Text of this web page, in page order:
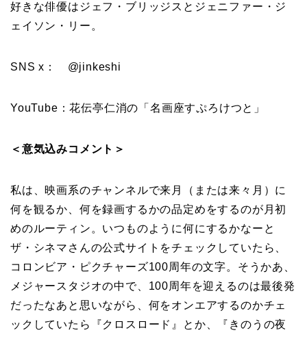
好きな俳優はジェフ・ブリッジスとジェニファー・ジ
ェイソン・リー。
SNS x： @jinkeshi
YouTube：花伝亭仁消の「名画座すぷろけつと」
＜意気込みコメント＞
私は、映画系のチャンネルで来月（または来々月）に
何を観るか、何を録画するかの品定めをするのが月初
めのルーティン。いつものように何にするかなーと
ザ・シネマさんの公式サイトをチェックしていたら、
コロンビア・ピクチャーズ100周年の文字。そうかあ、
メジャースタジオの中で、100周年を迎えるのは最後発
だったなあと思いながら、何をオンエアするのかチェ
ックしていたら『クロスロード』とか、『きのうの夜